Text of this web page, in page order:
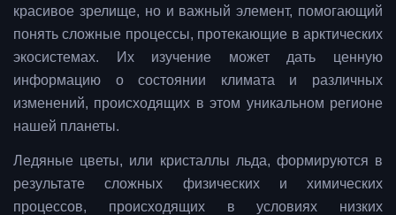
красивое зрелище, но и важный элемент, помогающий
понять сложные процессы, протекающие в арктических
экосистемах. Их изучение может дать ценную
информацию о состоянии климата и различных
изменений, происходящих в этом уникальном регионе
нашей планеты.
Ледяные цветы, или кристаллы льда, формируются в
результате сложных физических и химических
процессов, происходящих в условиях низких